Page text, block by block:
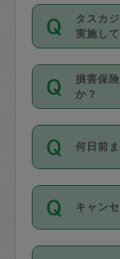
動計算
開始時
能です
んにメ
い。た
時間も
する前
確認し
基本的
外での
主婦と
方、栄
育園や
係の専
すでに
てお仕
社員な
登録し
日本語
タスカ
実施し
応募の
を行っ
写真提
確認し
ング動
現場ト
ジさん
損害保
か？
依頼者
を通し
適用さ
です。
をさせ
何日前
ご依頼
以降）
す。
キャン
キャン